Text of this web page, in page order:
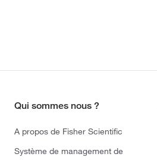
Qui sommes nous ?
A propos de Fisher Scientific
Système de management de